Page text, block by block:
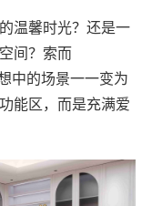
温馨时光？还是一
间？索而
中的场景一一变为
能区，而是充满爱